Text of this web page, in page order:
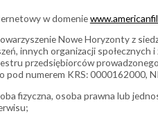
w domenie
Nowe Horyzonty z
innych organizacji społecznych
przedsiębiorców
pod numerem KRS: 0000162000,
fizyczna, osoba prawna lub